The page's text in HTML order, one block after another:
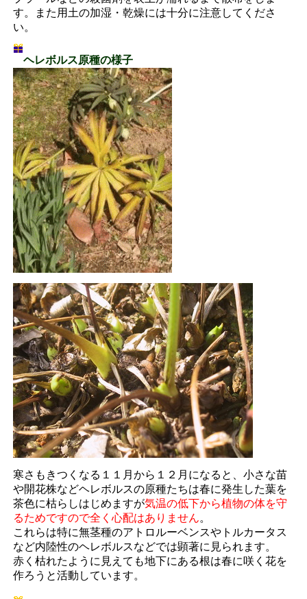
す。また用土の加湿・乾燥には十分に注意してくださ
い。
ヘレボルス原種の様子
寒さもきつくなる１１月から１２月になると、小さな苗
や開花株などヘレボルスの原種たちは春に発生した葉を
茶色に枯らしはじめますが気温の低下から植物の体を守
るためですので全く心配はありません。
これらは特に無茎種のアトロルーベンスやトルカータス
など内陸性のヘレボルスなどでは顕著に見られます。
赤く枯れたように見えても地下にある根は春に咲く花を
作ろうと活動しています。